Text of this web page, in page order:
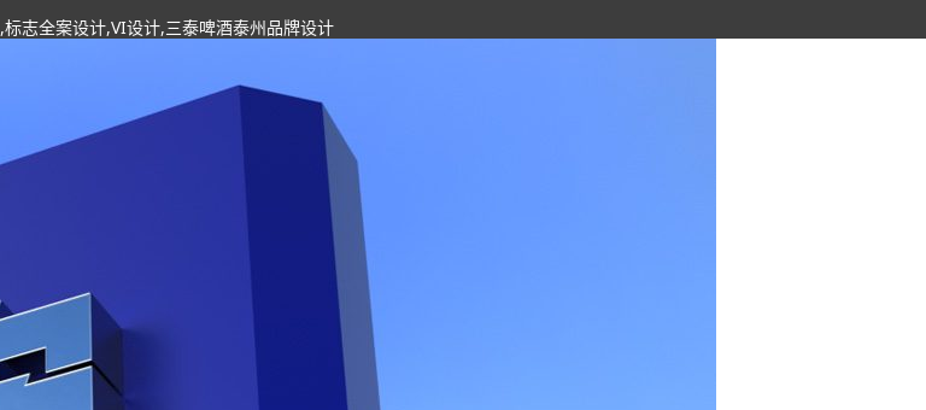
志全案设计,VI设计,三泰啤酒泰州品牌设计